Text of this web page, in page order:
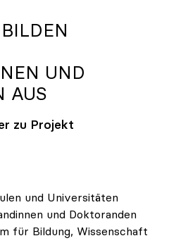
UND
AUS
zu Projekt
und Universitäten
und Doktoranden
für Bildung, Wissenschaft